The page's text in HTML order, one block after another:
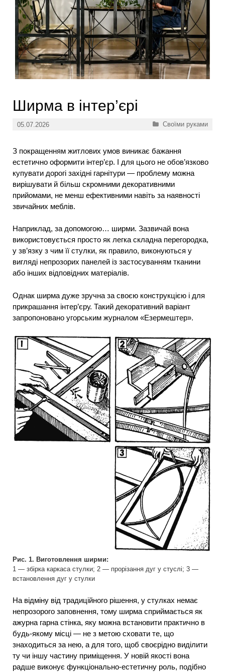
Ширма в інтер’єрі
05.07.2026 Категорії
Своїми руками
З покращенням житлових умов виникає бажання
естетично оформити інтер’єр. І для цього не обов’язково
купувати дорогі західні гарнітури — проблему можна
вирішувати й більш скромними декоративними
прийомами, не менш ефективними навіть за наявності
звичайних меблів.
Наприклад, за допомогою… ширми. Зазвичай вона
використовується просто як легка складна перегородка,
у зв’язку з чим її стулки, як правило, виконуються у
вигляді непрозорих панелей із застосуванням тканини
або інших відповідних матеріалів.
Однак ширма дуже зручна за своєю конструкцією і для
прикрашання інтер’єру. Такий декоративний варіант
запропоновано угорським журналом «Езермештер».
Рис. 1. Виготовлення ширми:
1 — збірка каркаса стулки; 2 — прорізання дуг у стуслі; 3 —
встановлення дуг у стулки
На відміну від традиційного рішення, у стулках немає
непрозорого заповнення, тому ширма сприймається як
ажурна гарна стінка, яку можна встановити практично в
будь-якому місці — не з метою сховати те, що
знаходиться за нею, а для того, щоб своєрідно виділити
ту чи іншу частину приміщення. У новій якості вона
радше виконує функціонально-естетичну роль, подібно